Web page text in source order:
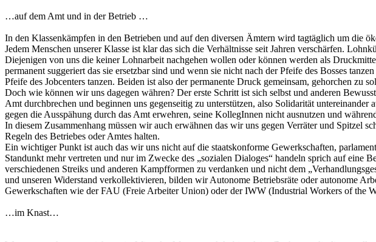
…auf dem Amt und in der Betrieb …
In den Klassenkämpfen in den Betrieben und auf den diversen Ämtern wird tagtäglich um die
Jedem Menschen unserer Klasse ist klar das sich die Verhältnisse seit Jahren verschärfen.
Diejenigen von uns die keiner Lohnarbeit nachgehen wollen oder können werden als
permanent suggeriert das sie ersetzbar sind und wenn sie nicht nach der Pfeife des Bosses
Pfeife des Jobcenters tanzen. Beiden ist also der permanente Druck gemeinsam, gehorchen zu
Doch wie können wir uns dagegen währen? Der erste Schritt ist sich selbst und anderen
Amt durchbrechen und beginnen uns gegenseitig zu unterstützen, also Solidarität
gegen die Ausspähung durch das Amt erwehren, seine KollegInnen nicht ausnutzen und
In diesem Zusammenhang müssen wir auch erwähnen das wir uns gegen Verräter und Spitzel
Regeln des Betriebes oder Amtes halten.
Ein wichtiger Punkt ist auch das wir uns nicht auf die staatskonforme Gewerkschaften,
Standunkt mehr vertreten und nur im Zwecke des „sozialen Dialoges“ handeln sprich auf
verschiedenen Streiks und anderen Kampfformen zu verdanken und nicht dem
und unseren Widerstand verkollektivieren, bilden wir Autonome Betriebsräte oder autonome
Gewerkschaften wie der FAU (Freie Arbeiter Union) oder der IWW (Industrial Workers of the
…im Knast…